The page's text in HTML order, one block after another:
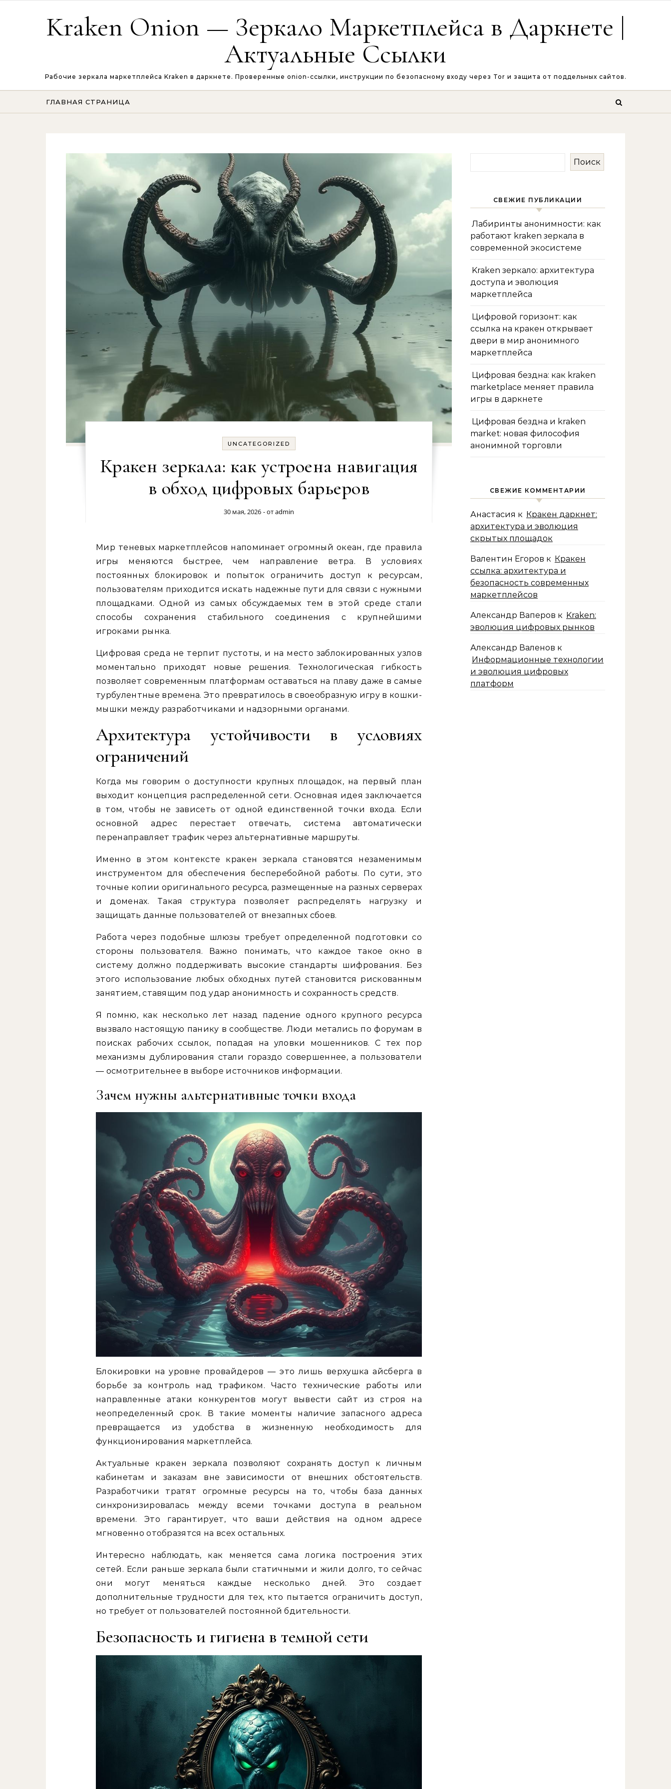
Kraken Onion — Зеркало Маркетплейса в Даркнете |
Актуальные Ссылки
Рабочие зеркала маркетплейса Kraken в даркнете. Проверенные onion-ссылки, инструкции по безопасному входу через Tor и защита от поддельных сайтов.
ГЛАВНАЯ СТРАНИЦА
UNCATEGORIZED
Кракен зеркала: как устроена навигация
в обход цифровых барьеров
30 мая, 2026 - отadmin
Мир теневых маркетплейсов напоминает огромный океан, где правила
игры меняются быстрее, чем направление ветра. В условиях
постоянных блокировок и попыток ограничить доступ к ресурсам,
пользователям приходится искать надежные пути для связи с нужными
площадками. Одной из самых обсуждаемых тем в этой среде стали
способы сохранения стабильного соединения с крупнейшими
игроками рынка.
Цифровая среда не терпит пустоты, и на место заблокированных узлов
моментально приходят новые решения. Технологическая гибкость
позволяет современным платформам оставаться на плаву даже в самые
турбулентные времена. Это превратилось в своеобразную игру в кошки-
мышки между разработчиками и надзорными органами.
Архитектура устойчивости в условиях
ограничений
Когда мы говорим о доступности крупных площадок, на первый план
выходит концепция распределенной сети. Основная идея заключается
в том, чтобы не зависеть от одной единственной точки входа. Если
основной адрес перестает отвечать, система автоматически
перенаправляет трафик через альтернативные маршруты.
Именно в этом контексте кракен зеркала становятся незаменимым
инструментом для обеспечения бесперебойной работы. По сути, это
точные копии оригинального ресурса, размещенные на разных серверах
и доменах. Такая структура позволяет распределять нагрузку и
защищать данные пользователей от внезапных сбоев.
Работа через подобные шлюзы требует определенной подготовки со
стороны пользователя. Важно понимать, что каждое такое окно в
систему должно поддерживать высокие стандарты шифрования. Без
этого использование любых обходных путей становится рискованным
занятием, ставящим под удар анонимность и сохранность средств.
Я помню, как несколько лет назад падение одного крупного ресурса
вызвало настоящую панику в сообществе. Люди метались по форумам в
поисках рабочих ссылок, попадая на уловки мошенников. С тех пор
механизмы дублирования стали гораздо совершеннее, а пользователи
— осмотрительнее в выборе источников информации.
Зачем нужны альтернативные точки входа
Блокировки на уровне провайдеров — это лишь верхушка айсберга в
борьбе за контроль над трафиком. Часто технические работы или
направленные атаки конкурентов могут вывести сайт из строя на
неопределенный срок. В такие моменты наличие запасного адреса
превращается из удобства в жизненную необходимость для
функционирования маркетплейса.
Актуальные кракен зеркала позволяют сохранять доступ к личным
кабинетам и заказам вне зависимости от внешних обстоятельств.
Разработчики тратят огромные ресурсы на то, чтобы база данных
синхронизировалась между всеми точками доступа в реальном
времени. Это гарантирует, что ваши действия на одном адресе
мгновенно отобразятся на всех остальных.
Интересно наблюдать, как меняется сама логика построения этих
сетей. Если раньше зеркала были статичными и жили долго, то сейчас
они могут меняться каждые несколько дней. Это создает
дополнительные трудности для тех, кто пытается ограничить доступ,
но требует от пользователей постоянной бдительности.
Безопасность и гигиена в темной сети
Поиск
СВЕЖИЕ ПУБЛИКАЦИИ
Лабиринты анонимности: как
работают kraken зеркала в
современной экосистеме
Kraken зеркало: архитектура
доступа и эволюция
маркетплейса
Цифровой горизонт: как
ссылка на кракен открывает
двери в мир анонимного
маркетплейса
Цифровая бездна: как kraken
marketplace меняет правила
игры в даркнете
Цифровая бездна и kraken
market: новая философия
анонимной торговли
СВЕЖИЕ КОММЕНТАРИИ
Анастасия к Кракен даркнет:
архитектура и эволюция
скрытых площадок
Валентин Егоров к Кракен
ссылка: архитектура и
безопасность современных
маркетплейсов
Александр Ваперов к Kraken:
эволюция цифровых рынков
Александр Валенов к
Информационные технологии
и эволюция цифровых
платформ